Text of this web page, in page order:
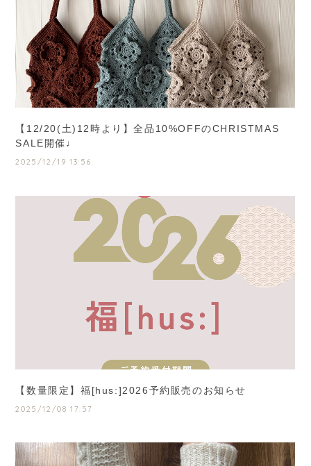
【12/20(土)12時より】全品10%OFFのCHRISTMAS
SALE開催♩
2025/12/19 13:56
【数量限定】福[hus:]2026予約販売のお知らせ
2025/12/08 17:57